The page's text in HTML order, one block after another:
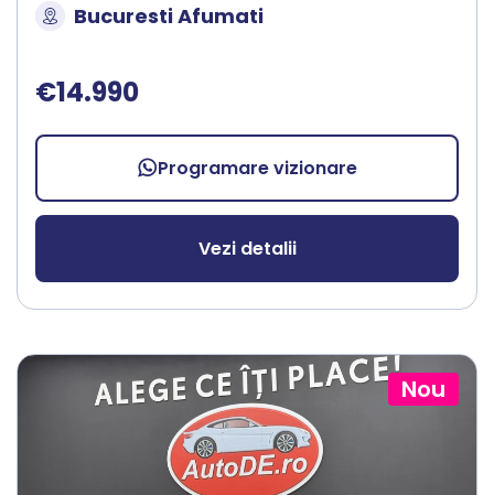
Bucuresti Afumati
€14.990
Programare vizionare
Vezi detalii
Nou